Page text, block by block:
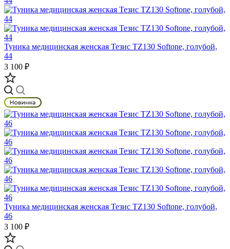
Туника медицинская женская Тезис TZ130 Softone, голубой,
44
3 100 ₽
Туника медицинская женская Тезис TZ130 Softone, голубой,
46
3 100 ₽